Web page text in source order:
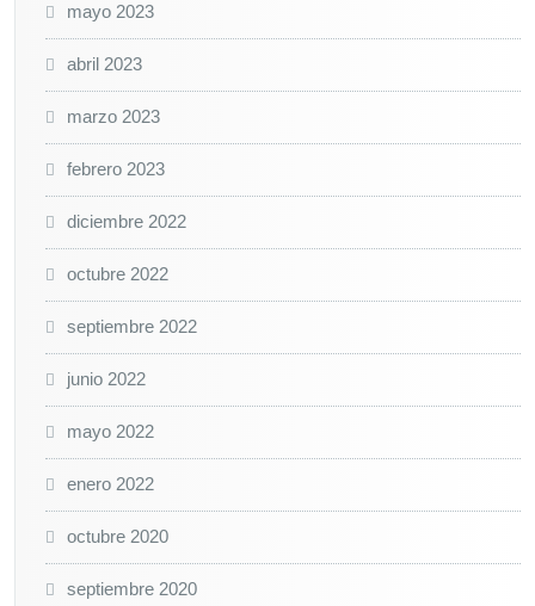
mayo 2023
abril 2023
marzo 2023
febrero 2023
diciembre 2022
octubre 2022
septiembre 2022
junio 2022
mayo 2022
enero 2022
octubre 2020
septiembre 2020